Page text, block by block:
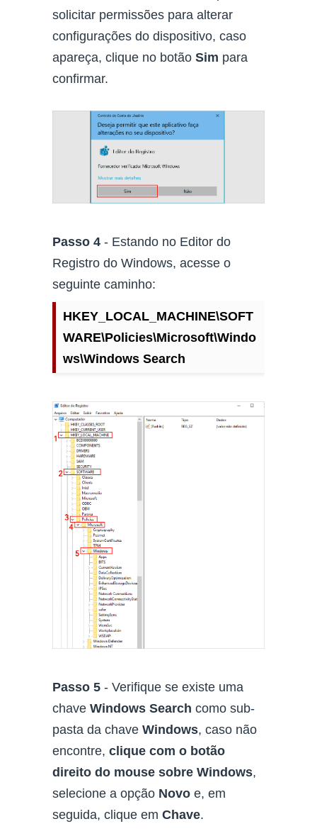
solicitar permissões para alterar
configurações do dispositivo, caso
apareça, clique no botão Sim para
confirmar.
Passo 4 - Estando no Editor do
Registro do Windows, acesse o
seguinte caminho:
HKEY_LOCAL_MACHINE\SOFT
WARE\Policies\Microsoft\Windo
ws\Windows Search
Passo 5 - Verifique se existe uma
chave Windows Search como sub-
pasta da chave Windows, caso não
encontre, clique com o botão
direito do mouse sobre Windows,
selecione a opção Novo e, em
seguida, clique em Chave.